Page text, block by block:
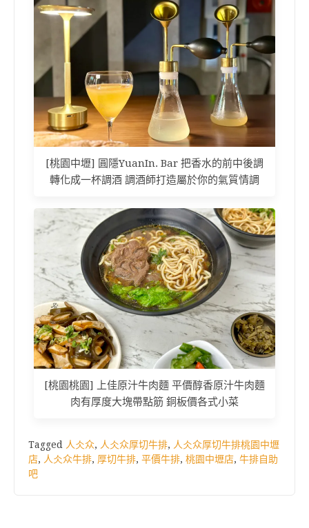
[桃園中壢] 圓隱YuanIn. Bar 把香水的前中後調
轉化成一杯調酒 調酒師打造屬於你的氣質情調
[桃園桃園] 上佳原汁牛肉麵 平價醇香原汁牛肉麵
肉有厚度大塊帶點筋 銅板價各式小菜
Tagged 人仌众, 人仌众厚切牛排, 人仌众厚切牛排桃園中壢
店, 人仌众牛排, 厚切牛排, 平價牛排, 桃園中壢店, 牛排自助
吧